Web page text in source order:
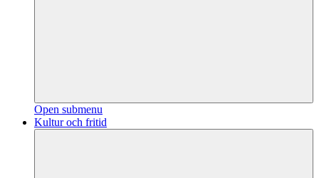
Open submenu
Kultur och fritid